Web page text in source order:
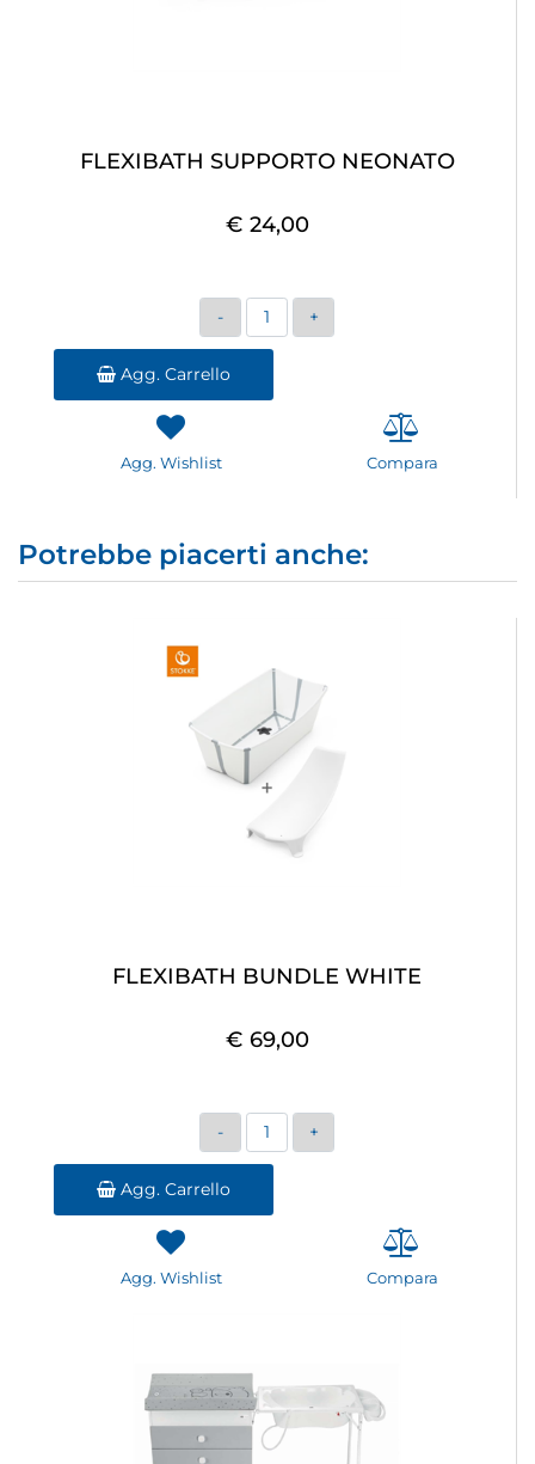
FLEXIBATH SUPPORTO NEONATO
€ 24,00
Quantità
Agg. Carrello
Agg. Wishlist Compara
Potrebbe piacerti anche:
FLEXIBATH BUNDLE WHITE
€ 69,00
Quantità
Agg. Carrello
Agg. Wishlist Compara